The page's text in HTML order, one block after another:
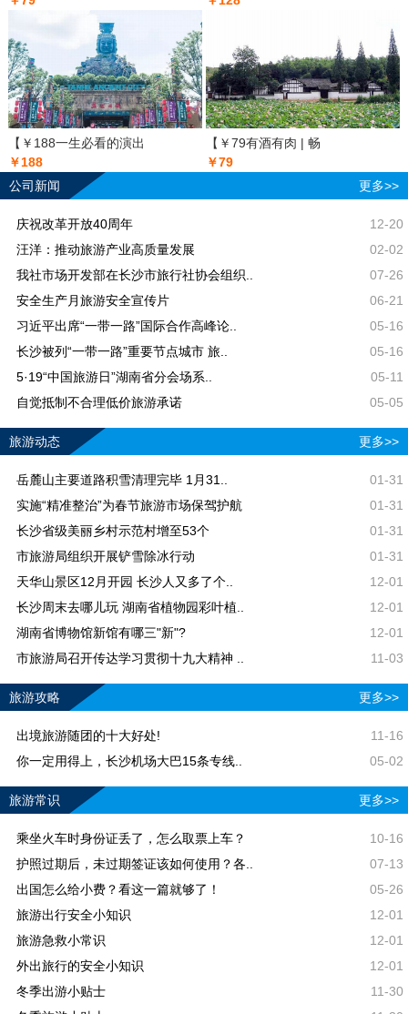
【￥188一生必看的演出
￥188
【￥79有酒有肉 | 畅
￥79
公司新闻
更多>>
庆祝改革开放40周年
12-20
汪洋：推动旅游产业高质量发展
02-02
我社市场开发部在长沙市旅行社协会组织..
07-26
安全生产月旅游安全宣传片
06-21
习近平出席“一带一路”国际合作高峰论..
05-16
长沙被列“一带一路”重要节点城市 旅..
05-16
5·19“中国旅游日”湖南省分会场系..
05-11
自觉抵制不合理低价旅游承诺
05-05
旅游动态 更多>>
岳麓山主要道路积雪清理完毕 1月31..
01-31
实施“精准整治”为春节旅游市场保驾护航
01-31
长沙省级美丽乡村示范村增至53个
01-31
市旅游局组织开展铲雪除冰行动
01-31
天华山景区12月开园 长沙人又多了个..
12-01
长沙周末去哪儿玩 湖南省植物园彩叶植..
12-01
湖南省博物馆新馆有哪三"新"?
12-01
市旅游局召开传达学习贯彻十九大精神 ..
11-03
旅游攻略 更多>>
出境旅游随团的十大好处!
11-16
你一定用得上，长沙机场大巴15条专线..
05-02
旅游常识 更多>>
乘坐火车时身份证丢了，怎么取票上车？
10-16
护照过期后，未过期签证该如何使用？各..
07-13
出国怎么给小费？看这一篇就够了！
05-26
旅游出行安全小知识
12-01
旅游急救小常识
12-01
外出旅行的安全小知识
12-01
冬季出游小贴士
11-30